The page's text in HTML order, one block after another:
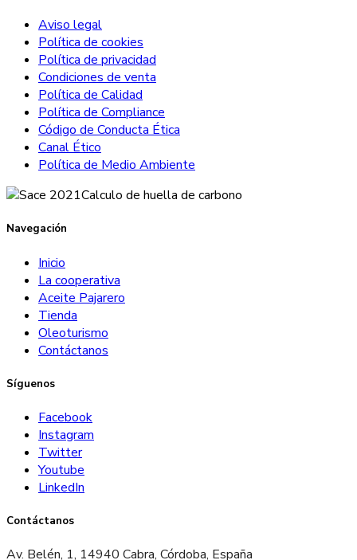
Aviso legal
Política de cookies
Política de privacidad
Condiciones de venta
Política de Calidad
Política de Compliance
Código de Conducta Ética
Canal Ético
Política de Medio Ambiente
Navegación
Inicio
La cooperativa
Aceite Pajarero
Tienda
Oleoturismo
Contáctanos
Síguenos
Facebook
Instagram
Twitter
Youtube
LinkedIn
Contáctanos
Av. Belén, 1, 14940 Cabra, Córdoba, España